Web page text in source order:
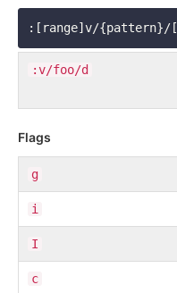
:[range]v/{pattern}/[
:v/foo/d
Flags
g
i
I
c